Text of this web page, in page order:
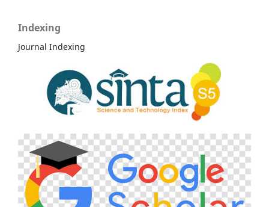
Indexing
Journal Indexing